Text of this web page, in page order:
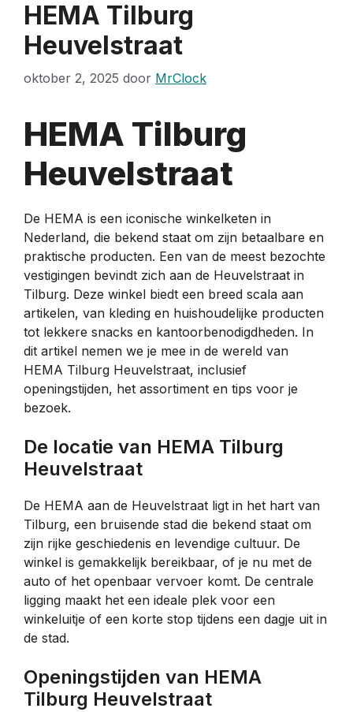
HEMA Tilburg
Heuvelstraat
oktober 2, 2025 door MrClock
HEMA Tilburg
Heuvelstraat
De HEMA is een iconische winkelketen in
Nederland, die bekend staat om zijn betaalbare en
praktische producten. Een van de meest bezochte
vestigingen bevindt zich aan de Heuvelstraat in
Tilburg. Deze winkel biedt een breed scala aan
artikelen, van kleding en huishoudelijke producten
tot lekkere snacks en kantoorbenodigdheden. In
dit artikel nemen we je mee in de wereld van
HEMA Tilburg Heuvelstraat, inclusief
openingstijden, het assortiment en tips voor je
bezoek.
De locatie van HEMA Tilburg
Heuvelstraat
De HEMA aan de Heuvelstraat ligt in het hart van
Tilburg, een bruisende stad die bekend staat om
zijn rijke geschiedenis en levendige cultuur. De
winkel is gemakkelijk bereikbaar, of je nu met de
auto of het openbaar vervoer komt. De centrale
ligging maakt het een ideale plek voor een
winkeluitje of een korte stop tijdens een dagje uit in
de stad.
Openingstijden van HEMA
Tilburg Heuvelstraat